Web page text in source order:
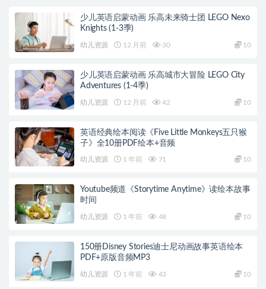
少儿英语启蒙动画 乐高未来骑士团 LEGO Nexo
Knights (1-3季)
幼儿资源 12 月前 30 10
少儿英语启蒙动画 乐高城市大冒险 LEGO City
Adventures (1-4季)
幼儿资源 12 月前 42 10
英语经典绘本阅读《Five Little Monkeys五只猴
子》全10册PDF绘本+音频
幼儿资源 1 年前 71 10
Youtube频道《Storytime Anytime》读绘本故事
时间
幼儿资源 1 年前 48 10
150册Disney Stories迪士尼动画故事英语绘本
PDF+原版音频MP3
幼儿资源 1 年前 43 10